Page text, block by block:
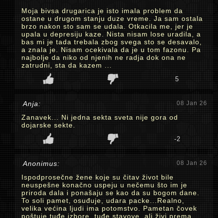
Moja bivsa drugarica je isto imala problem da
ostane u drugom stanju duze vreme. Ja sam ostala
brzo nakon sto sam se udala. Otkacila me, jer je
upala u depresiju kaze. Nista nisam lose uradila, a
bas mi je tada trebala zbog svega sto se desavalo,
a znala je. Nisam ocekivala da je u tom fazonu. Pa
najbolje da niko od njenih ne radja dok ona ne
zatrudni, sta da kazem ...
5
Anja: 08 Jan 26
Zanavek... Ni jedna sekta sveta nije gora od
dojarske sekte.
-2
Anonimus: 08 Jan 26
Ispodprosečne žene koje su čitav život bile
neuspešne konačno uspeju u nečemu što im je
priroda dala i ponašaju se kao da su bogom dane.
To soli pamet, osuđuje, udara packe...Realno,
velika većina ljudi ima potomstvo. Pametan čovek
poštuje tuđe izbore, tuđe stavove, ali živi prema